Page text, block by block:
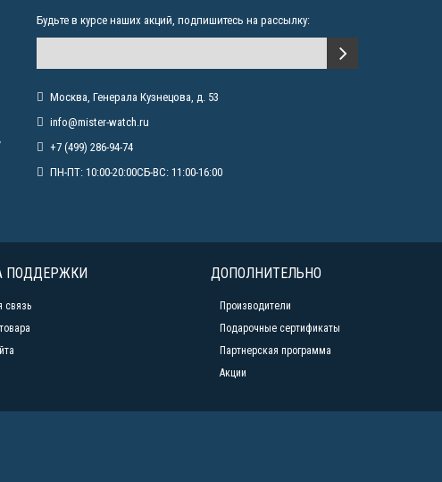
Будьте в курсе наших акций, подпишитесь на рассылку:
Москва, Генерала Кузнецова, д. 53
info@mister-watch.ru
+7 (499) 286-94-74
ПН-ПТ: 10:00-20:00СБ-ВС: 11:00-16:00
ПОДДЕРЖКИ
связь
ДОПОЛНИТЕЛЬНО
Производители
Подарочные сертификаты
Партнерская программа
Акции